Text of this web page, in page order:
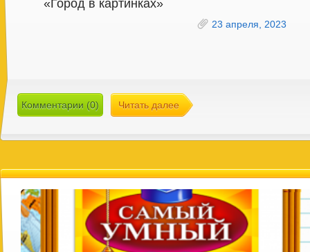
«Город в картинках»
23 апреля, 2023
Комментарии (0) Читать далее